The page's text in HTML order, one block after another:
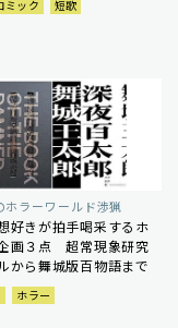
ミック 短歌
ホラーワールド渉猟
好きが拍手喝采するホ
画３点 超常現象研究
から舞城版百物語まで
ホラー